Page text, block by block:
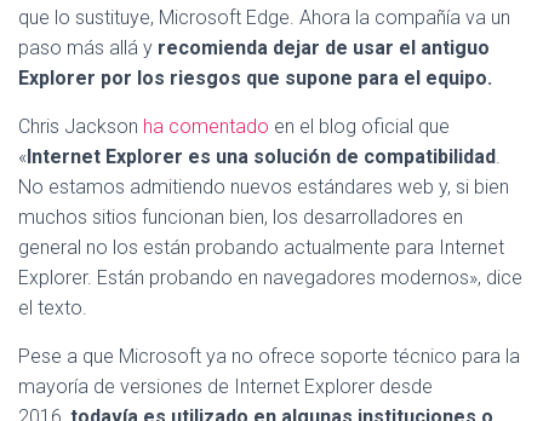
Ó
que lo sustituye, Microsoft Edge. Ahora la compañía va un
paso más allá y recomienda dejar de usar el antiguo
Explorer por los riesgos que supone para el equipo.
Chris Jackson ha comentado en el blog oficial que
«Internet Explorer es una solución de compatibilidad.
No estamos admitiendo nuevos estándares web y, si bien
muchos sitios funcionan bien, los desarrolladores en
general no los están probando actualmente para Internet
Explorer. Están probando en navegadores modernos», dice
el texto.
Pese a que Microsoft ya no ofrece soporte técnico para la
mayoría de versiones de Internet Explorer desde